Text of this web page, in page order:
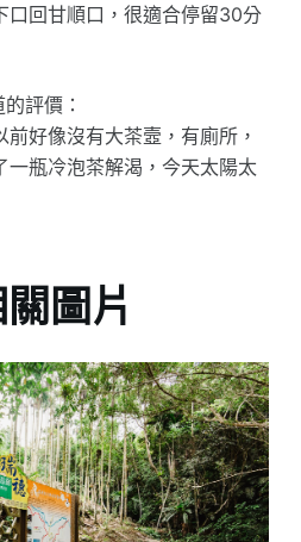
口回甘順口，很適合停留30分
評價：
好像沒有大茶壼，有廁所，
一瓶冷泡茶解渴，今天太陽太
圖片